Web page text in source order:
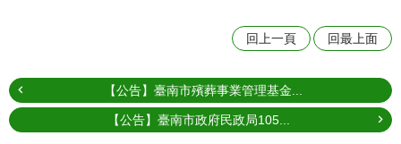
回上一頁 回最上面
【公告】臺南市殯葬事業管理基金...
【公告】臺南市政府民政局105...